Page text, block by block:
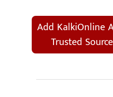
Add KalkiOnline
Trusted Source